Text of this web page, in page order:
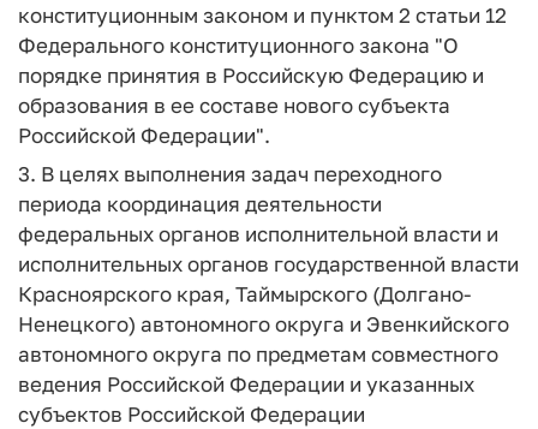
конституционным законом и пунктом 2 статьи 12
Федерального конституционного закона "О
порядке принятия в Российскую Федерацию и
образования в ее составе нового субъекта
Российской Федерации".
3. В целях выполнения задач переходного
периода координация деятельности
федеральных органов исполнительной власти и
исполнительных органов государственной власти
Красноярского края, Таймырского (Долгано-
Ненецкого) автономного округа и Эвенкийского
автономного округа по предметам совместного
ведения Российской Федерации и указанных
субъектов Российской Федерации